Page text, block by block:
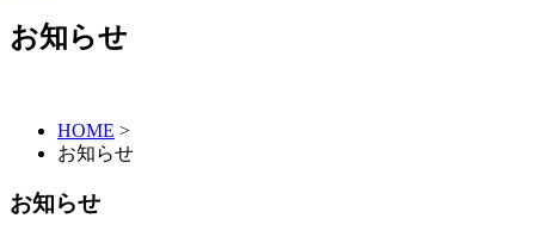
お知らせ
HOME >
お知らせ
お知らせ